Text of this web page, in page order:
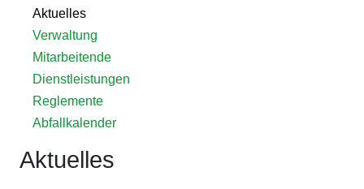
Detailnavigation
Verwaltung
Aktuelles
Verwaltung
Mitarbeitende
Dienstleistungen
Reglemente
Abfallkalender
Aktuelles